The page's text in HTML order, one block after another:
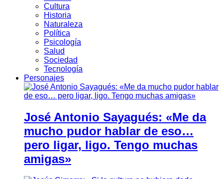
Cultura
Historia
Naturaleza
Política
Psicología
Salud
Sociedad
Tecnología
Personajes
José Antonio Sayagués: «Me da
mucho pudor hablar de eso…
pero ligar, ligo. Tengo muchas
amigas»